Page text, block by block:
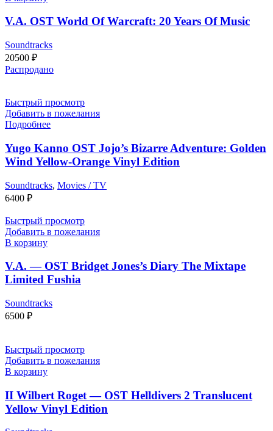
V.A. OST World Of Warcraft: 20 Years Of Music
Soundtracks
20500 ₽
Распродано
Быстрый просмотр
Добавить в пожелания
Подробнее
Yugo Kanno OST Jojo’s Bizarre Adventure: Golden
Wind Yellow-Orange Vinyl Edition
Soundtracks, Movies / TV
6400 ₽
Быстрый просмотр
Добавить в пожелания
В корзину
V.A. — OST Bridget Jones’s Diary The Mixtape
Limited Fushia
Soundtracks
6500 ₽
Быстрый просмотр
Добавить в пожелания
В корзину
II Wilbert Roget — OST Helldivers 2 Translucent
Yellow Vinyl Edition